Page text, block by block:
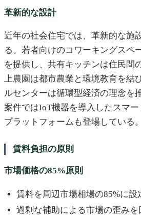
革新的な設計
近年の社会住宅では、革新的な施
る。若者向けのコワーキングスペ
を提供し、共有キッチンは住民間
上農園は都市農業と環境教育を結
ルセンターは循環型経済の理念を
案件ではIoT機器を導入したスマ
プラットフォームも登場している。
賃料負担の原則
市場価格の85%原則
賃料を周辺市場相場の85%に設
過剰な補助による市場の歪みを